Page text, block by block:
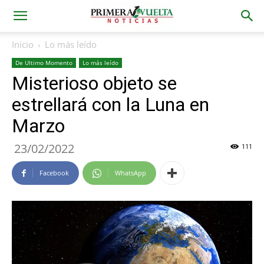
Inicio Lo más leído
De Ultimo Momento Lo más leído
Misterioso objeto se
estrellará con la Luna en
Marzo
23/02/2022 111
Facebook WhatsApp